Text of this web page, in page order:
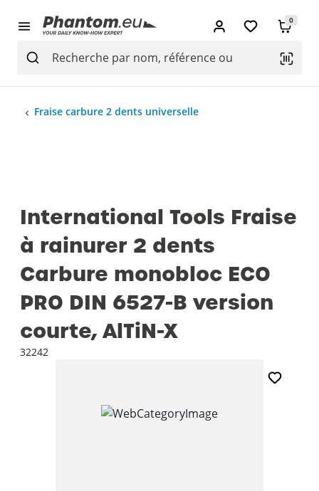
0
Fraise carbure 2 dents universelle
International Tools Fraise
à rainurer 2 dents
Carbure monobloc ECO
PRO DIN 6527-B version
courte, AlTiN-X
32242